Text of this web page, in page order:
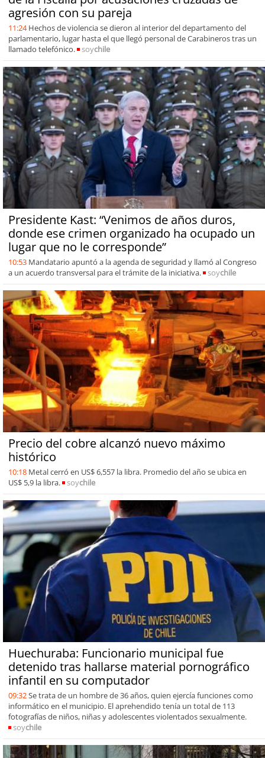
agresión con su pareja
11:24 Hechos de violencia se dieron al interior del departamento del
parlamentario, lugar hasta el que llegó personal de Carabineros tras un
llamado telefónico.
soychile
Presidente Kast: “Venimos de años duros,
donde ese crimen organizado ha ocupado un
lugar que no le corresponde”
10:53 Mandatario apuntó a la agenda de seguridad y llamó al Congreso
a un acuerdo transversal para el trámite de la iniciativa.
soychile
Precio del cobre alcanzó nuevo máximo
histórico
10:18 Metal cerró en US$ 6,557 la libra. Promedio del año se ubica en
US$ 5,9 la libra.
soychile
Huechuraba: Funcionario municipal fue
detenido tras hallarse material pornográfico
infantil en su computador
09:32Se trata de un hombre de 36 años, quien ejercía funciones como
informático en el municipio. El aprehendido tenía un total de 113
fotografías de niños, niñas y adolescentes violentados sexualmente.
soychile